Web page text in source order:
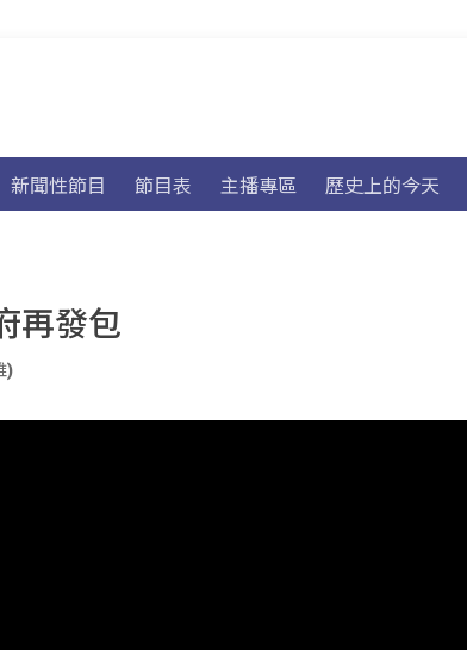
新聞性節目 節目表 主播專區 歷史上的今天
再發包
)